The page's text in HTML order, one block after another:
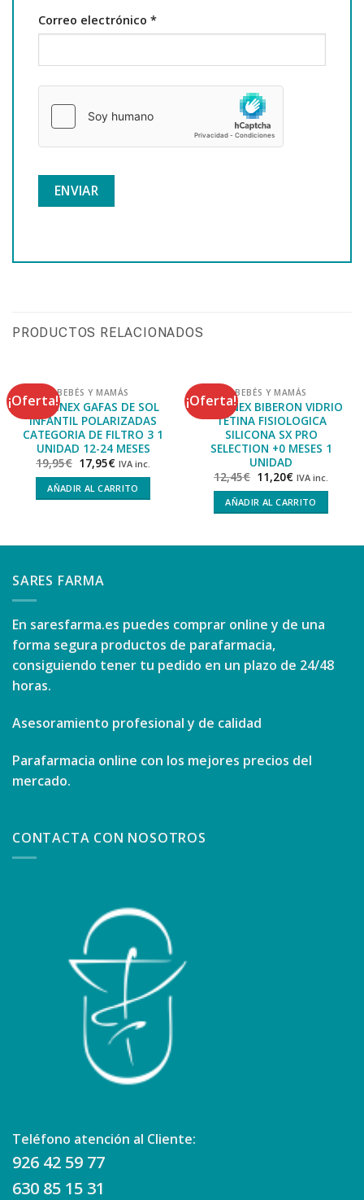
Correo electrónico *
PRODUCTOS RELACIONADOS
¡Oferta!BEBÉS Y MAMÁS
SUAVINEX GAFAS DE SOL
INFANTIL POLARIZADAS
CATEGORIA DE FILTRO 3 1
UNIDAD 12-24 MESES
19,95€ 17,95€ IVA inc.
AÑADIR AL CARRITO
¡Oferta!BEBÉS Y MAMÁS
SUAVINEX BIBERON VIDRIO
TETINA FISIOLOGICA
SILICONA SX PRO
SELECTION +0 MESES 1
UNIDAD
12,45€ 11,20€ IVA inc.
AÑADIR AL CARRITO
SARES FARMA
En saresfarma.es puedes comprar online y de una
forma segura productos de parafarmacia,
consiguiendo tener tu pedido en un plazo de 24/48
horas.
Asesoramiento profesional y de calidad
Parafarmacia online con los mejores precios del
mercado.
CONTACTA CON NOSOTROS
Teléfono atención al Cliente:
926 42 59 77
630 85 15 31